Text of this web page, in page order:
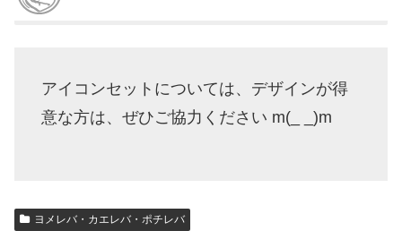
アイコンセットについては、デザインが得
意な方は、ぜひご協力ください m(_ _)m
ヨメレバ・カエレバ・ポチレバ